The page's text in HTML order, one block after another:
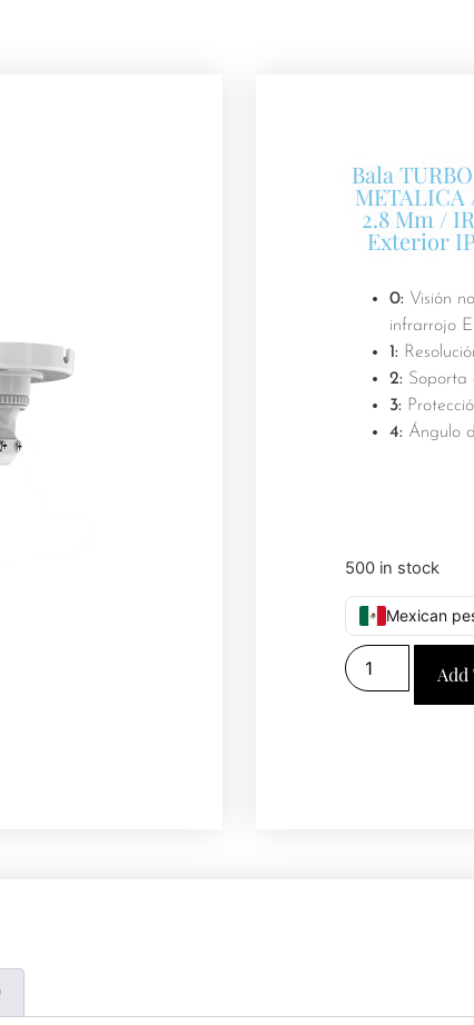
Bala
METALICA
2.8 Mm /
Exterior
0: Visión
infrarrojo
1:
2: Soporta
3:
4: Ángulo
500 in stock
Mexican
Add